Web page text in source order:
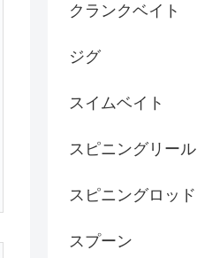
クランクベイト
ジグ
スイムベイト
スピニングリール
スピニングロッド
スプーン